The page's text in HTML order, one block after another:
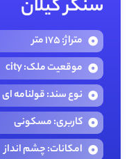
سنگر گیلان
متراژ: 175 متر
موقعیت ملک: city
نوع سند: قولنامه ای
کاربری: مسکونی
امکانات: چشم انداز